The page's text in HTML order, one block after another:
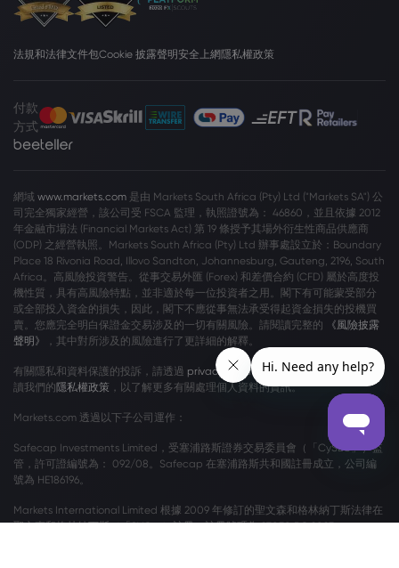
法規和法律文件包Cookie 披露聲明安全上網隱私權政策
付款
方式
網域 www.markets.com 是由 Markets South Africa (Pty) Ltd ("Markets SA") 公
司完全獨家經營，該公司受 FSCA 監理，執照證號為： 46860，並且依據 2012
年金融市場法 (Financial Markets Act) 第 19 條授予其場外衍生性商品供應商
(ODP) 之經營執照。Markets South Africa (Pty) Ltd 辦事處設立於：Boundary
Place 18 Rivonia Road, Illovo Sandton, Johannesburg, Gauteng, 2196, South
Africa。高風險投資警告。從事交易外匯 (Forex) 和差價合約 (CFD) 屬於高度投
機性質，具有高風險特點，並非適於每一位投資者之用。閣下有可能蒙受部分
或全部投入資金的損失，因此，閣下不應從事無法承受得起資金損失的投機買
賣。您應完全明白保證金交易涉及的一切有關風險。請閱讀完整的
《風險披露
聲明》
，其中對所涉及的風險進行了更詳細的解釋。
有關隱私和資料保護的投訴，請透過 privacy@markets.com與我們聯絡。請閱
讀我們的隱私權政策 ，以了解更多有關處理個人資料的資訊。
Markets.com 透過以下子公司運作：
Safecap Investments Limited，受塞浦路斯證券交易委員會（「CySEC」）監
管，許可證編號為： 092/08。Safecap 在塞浦路斯共和國註冊成立，公司編
號為 HE186196。
Markets International Limited 根據 2009 年修訂的聖文森和格林納丁斯法律在
聖文森和格林納丁斯（「SVG」）註冊，註冊號碼為 27030 BC 2023。